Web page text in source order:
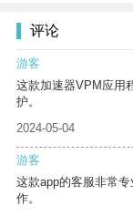
评论
游客
这款加速器VPM应用
护。
2024-05-04
游客
这款app的客服非常
作。